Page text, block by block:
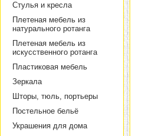
Стулья и кресла
Плетеная мебель из
натурального ротанга
Плетеная мебель из
искусственного ротанга
Пластиковая мебель
Зеркала
Шторы, тюль, портьеры
Постельное бельё
Украшения для дома